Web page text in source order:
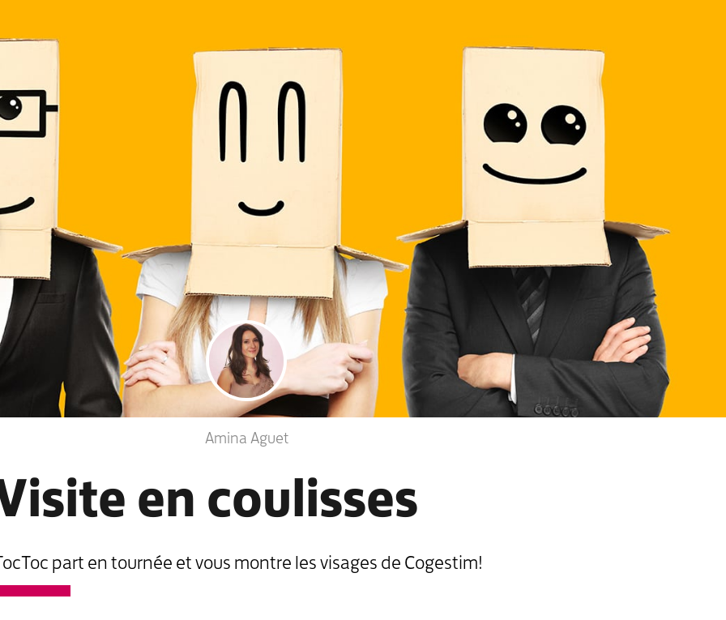
Amina Aguet
en coulisses
part en tournée et vous montre les visages de Cogestim!